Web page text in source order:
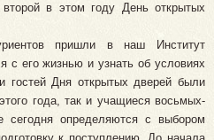
в этом году День открытых
пришли в наш Институт
с его жизнью и узнать об условиях
гостей Дня открытых дверей были
года, так и учащиеся восьмых-
сегодня определяются с выбором